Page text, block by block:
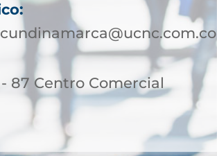
- 87 Centro Comercial